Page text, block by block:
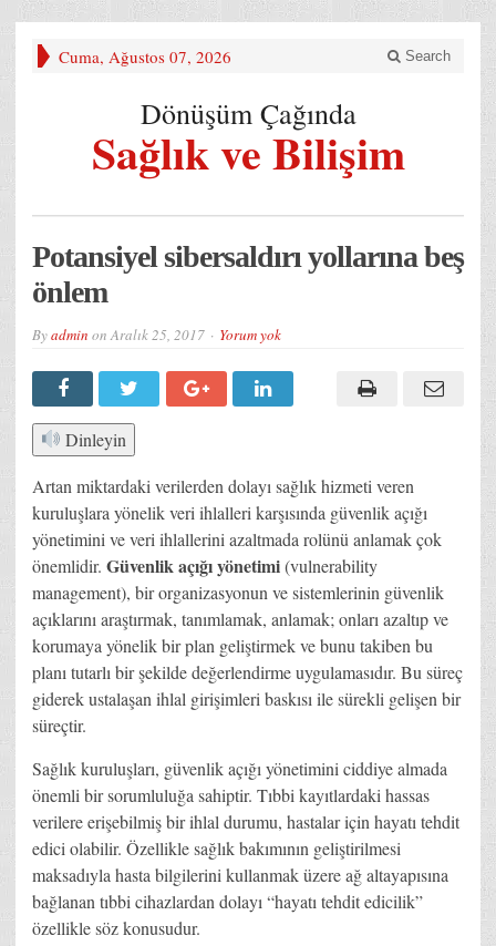
Cuma, Ağustos 07, 2026 Search
Dönüşüm Çağında
Sağlık ve Bilişim
Potansiyel sibersaldırı yollarına beş
önlem
Byadmin onAralık 25, 2017 Yorum yok
Dinleyin
Artan miktardaki verilerden dolayı sağlık hizmeti veren
kuruluşlara yönelik veri ihlalleri karşısında güvenlik açığı
yönetimini ve veri ihlallerini azaltmada rolünü anlamak çok
önemlidir. Güvenlik açığı yönetimi(vulnerability
management), bir organizasyonun ve sistemlerinin güvenlik
açıklarını araştırmak, tanımlamak, anlamak; onları azaltıp ve
korumaya yönelik bir plan geliştirmek ve bunu takiben bu
planı tutarlı bir şekilde değerlendirme uygulamasıdır. Bu süreç
giderek ustalaşan ihlal girişimleri baskısı ile sürekli gelişen bir
süreçtir.
Sağlık kuruluşları, güvenlik açığı yönetimini ciddiye almada
önemli bir sorumluluğa sahiptir. Tıbbi kayıtlardaki hassas
verilere erişebilmiş bir ihlal durumu, hastalar için hayatı tehdit
edici olabilir. Özellikle sağlık bakımının geliştirilmesi
maksadıyla hasta bilgilerini kullanmak üzere ağ altayapısına
bağlanan tıbbi cihazlardan dolayı “hayatı tehdit edicilik”
özellikle söz konusudur.